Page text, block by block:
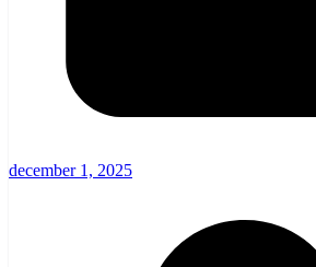
december 1, 2025